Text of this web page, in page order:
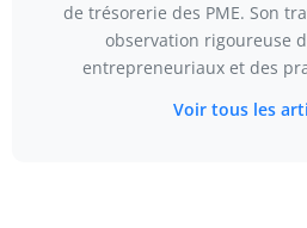
de trésorerie des PME. Son
observation rigoureuse
entrepreneuriaux et des
Voir tous les